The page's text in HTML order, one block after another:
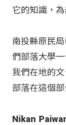
它的知識，
南投縣原民
們部落大學
我們在地的
部落在這個
Nikan